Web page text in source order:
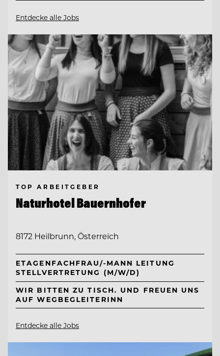
Entdecke alle Jobs
TOP ARBEITGEBER
Naturhotel Bauernhofer
8172 Heilbrunn, Österreich
ETAGENFACHFRAU/-MANN LEITUNG
STELLVERTRETUNG (M/W/D)
WIR BITTEN ZU TISCH. UND FREUEN UNS
AUF WEGBEGLEITERINN
Entdecke alle Jobs